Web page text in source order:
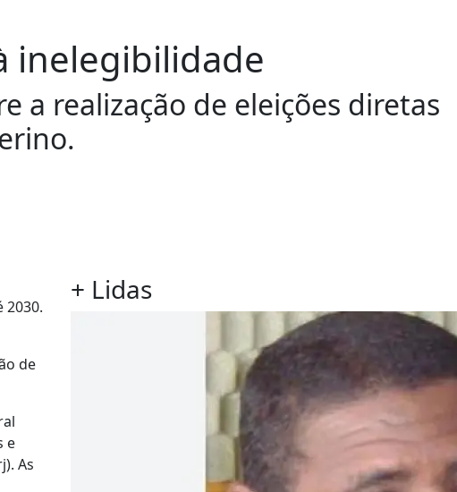
inelegibilidade
a realização de eleições diretas
2030.
de
e
As
+ Lidas